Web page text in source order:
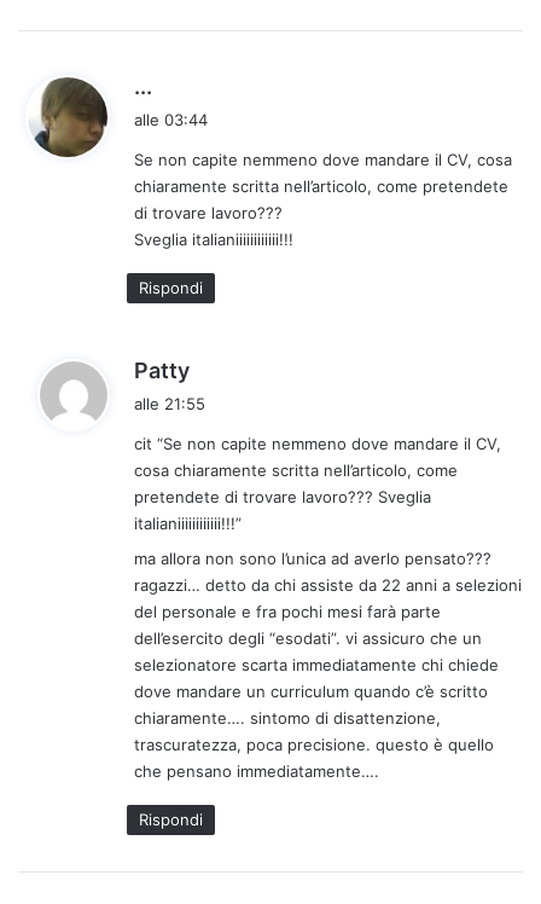
...
e
t
t
o
:
alle 03:44
Se non capite nemmeno dove mandare il CV, cosa
chiaramente scritta nell’articolo, come pretendete
di trovare lavoro???
Sveglia italianiiiiiiiiiiii!!!
Rispondi
Patty
e
t
t
o
:
alle 21:55
cit “Se non capite nemmeno dove mandare il CV,
cosa chiaramente scritta nell’articolo, come
pretendete di trovare lavoro??? Sveglia
italianiiiiiiiiiiii!!!”
ma allora non sono l’unica ad averlo pensato???
ragazzi… detto da chi assiste da 22 anni a selezioni
del personale e fra pochi mesi farà parte
dell’esercito degli “esodati”. vi assicuro che un
selezionatore scarta immediatamente chi chiede
dove mandare un curriculum quando c’è scritto
chiaramente…. sintomo di disattenzione,
trascuratezza, poca precisione. questo è quello
che pensano immediatamente….
Rispondi